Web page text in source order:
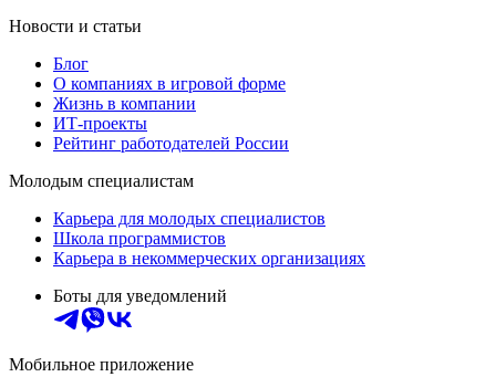
Новости и статьи
Блог
О компаниях в игровой форме
Жизнь в компании
ИТ-проекты
Рейтинг работодателей России
Молодым специалистам
Карьера для молодых специалистов
Школа программистов
Карьера в некоммерческих организациях
Боты для уведомлений
Мобильное приложение